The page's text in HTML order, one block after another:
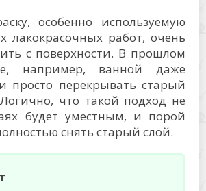
особенно используемую
лакокрасочных работ, очень
с поверхности. В прошлом
например, ванной даже
просто перекрывать старый
что такой подход не
будет уместным, и порой
снять старый слой.